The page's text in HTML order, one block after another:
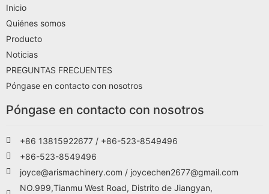
Inicio
Quiénes somos
Producto
Noticias
PREGUNTAS FRECUENTES
Póngase en contacto con nosotros
Póngase en contacto con nosotros
+86 13815922677 / +86-523-8549496
+86-523-8549496
joyce@arismachinery.com / joycechen2677@gmail.com
NO.999,Tianmu West Road, Distrito de Jiangyan,